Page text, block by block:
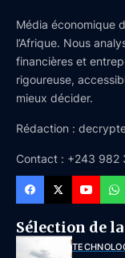
Média économique
l’Afrique. Nous
financières et
rigoureuse,
mieux décider.
Rédaction :
Contact : +243 982
Sélection de